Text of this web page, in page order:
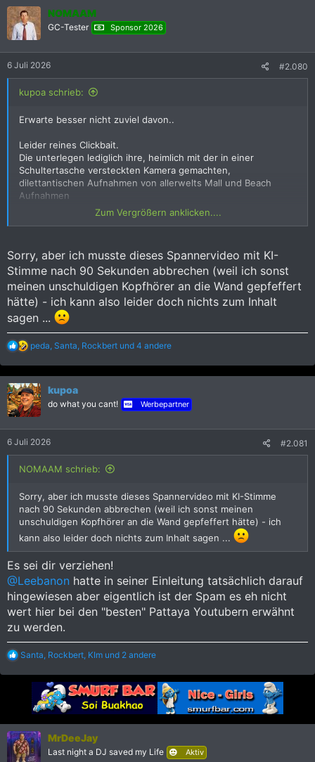
aber wie gesagt, das hat mit Pattaya GC nix zu tun.
t
i
o
n
:
NOMAAM
GC-Tester Sponsor 2026
6 Juli 2026 #2.080
kupoa schrieb:
Erwarte besser nicht zuviel davon..
Leider reines Clickbait.
Die unterlegen lediglich ihre, heimlich mit der in einer
Schultertasche versteckten Kamera gemachten,
dilettantischen Aufnahmen von allerwelts Mall und Beach
Aufnahmen
mit (vermutlich KI generierten) generischen Aussagen über GC
Aufarbeitung verdient.
Zum Vergrößern anklicken....
Sorry, aber ich musste dieses Spannervideo mit KI-
Stimme nach 90 Sekunden abbrechen (weil ich sonst
meinen unschuldigen Kopfhörer an die Wand gepfeffert
hätte) - ich kann also leider doch nichts zum Inhalt
sagen ...
R
a
k
t
i
o
n
:
peda, Santa, Rockbert und 4 andere
kupoa
do what you cant! Werbepartner
6 Juli 2026 #2.081
NOMAAM schrieb:
Sorry, aber ich musste dieses Spannervideo mit KI-Stimme
nach 90 Sekunden abbrechen (weil ich sonst meinen
unschuldigen Kopfhörer an die Wand gepfeffert hätte) - ich
kann also leider doch nichts zum Inhalt sagen ...
Es sei dir verziehen!
@Leebanon hatte in seiner Einleitung tatsächlich darauf
hingewiesen aber eigentlich ist der Spam es eh nicht
wert hier bei den "besten" Pattaya Youtubern erwähnt
zu werden.
R
a
o
n
e
n
Santa, Rockbert, KIm und 2 andere
MrDeeJay
Last night a DJ saved my Life Aktiv